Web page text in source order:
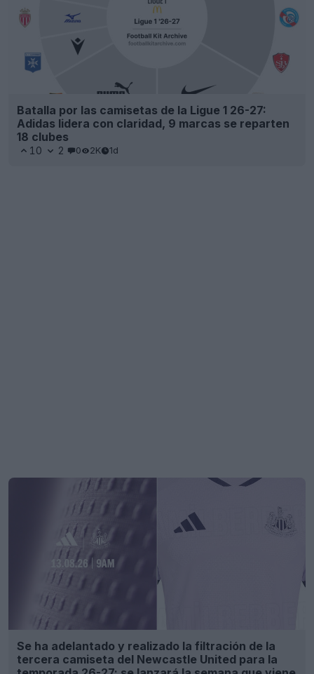
Batalla por las camisetas de la Ligue 1 26-27:
Adidas lidera con claridad, 9 marcas se reparten
18 clubes
10 2 0 2K 1d
Se ha adelantado y realizado la filtración de la
tercera camiseta del Newcastle United para la